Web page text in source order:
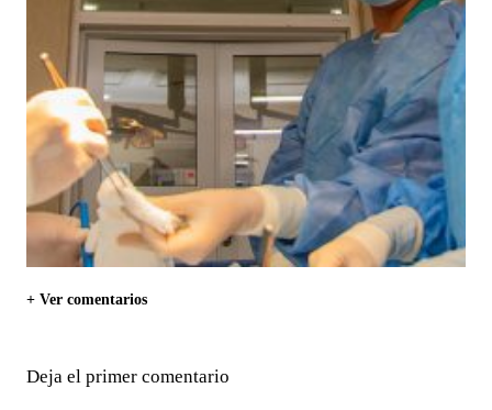
+ Ver comentarios
Deja el primer comentario